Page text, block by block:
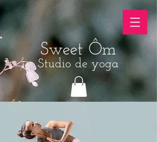
Sweet Ôm
Studio de yoga